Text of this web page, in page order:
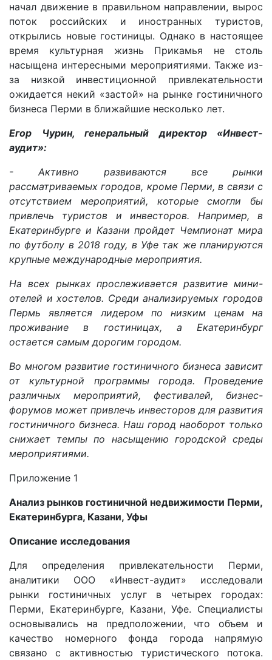
начал движение в правильном направлении, вырос
поток российских и иностранных туристов,
открылись новые гостиницы. Однако в настоящее
время культурная жизнь Прикамья не столь
насыщена интересными мероприятиями. Также из-
за низкой инвестиционной привлекательности
ожидается некий «застой» на рынке гостиничного
бизнеса Перми в ближайшие несколько лет.
Егор Чурин, генеральный директор «Инвест-
аудит»:
- Активно развиваются все рынки
рассматриваемых городов, кроме Перми, в связи с
отсутствием мероприятий, которые смогли бы
привлечь туристов и инвесторов. Например, в
Екатеринбурге и Казани пройдет Чемпионат мира
по футболу в 2018 году, в Уфе так же планируются
крупные международные мероприятия.
На всех рынках прослеживается развитие мини-
отелей и хостелов. Среди анализируемых городов
Пермь является лидером по низким ценам на
проживание в гостиницах, а Екатеринбург
остается самым дорогим городом.
Во многом развитие гостиничного бизнеса зависит
от культурной программы города. Проведение
различных мероприятий, фестивалей, бизнес-
форумов может привлечь инвесторов для развития
гостиничного бизнеса. Наш город наоборот только
снижает темпы по насыщению городской среды
мероприятиями.
Приложение 1
Анализ рынков гостиничной недвижимости Перми,
Екатеринбурга, Казани, Уфы
Описание исследования
Для определения привлекательности Перми,
аналитики ООО «Инвест-аудит» исследовали
рынки гостиничных услуг в четырех городах:
Перми, Екатеринбурге, Казани, Уфе. Специалисты
основывались на предположении, что объем и
качество номерного фонда города напрямую
связано с активностью туристического потока.